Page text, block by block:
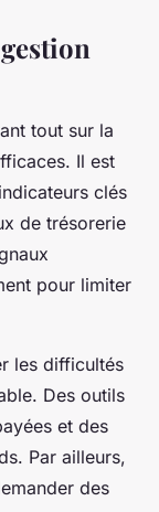
tout sur la
Il est
clés
de trésorerie
pour limiter
les difficultés
Des outils
et des
Par ailleurs,
des